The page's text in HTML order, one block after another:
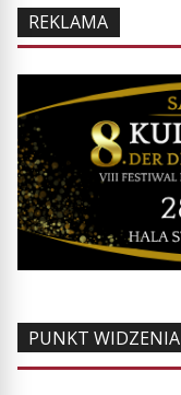
REKLAMA
PUNKT WIDZENIA